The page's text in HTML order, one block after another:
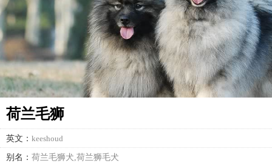
荷兰毛狮
英文： keeshoud
别名： 荷兰毛狮犬,荷兰狮毛犬